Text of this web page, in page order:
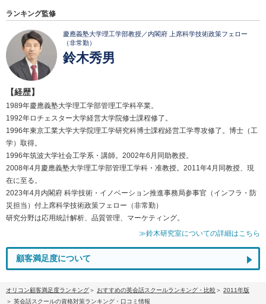
ランキング監修
慶應義塾大学理工学部教授／内閣府 上席科学技術政策フェロー
（非常勤）
鈴木秀男
【経歴】
1989年慶應義塾大学理工学部管理工学科卒業。
1992年ロチェスター大学経営大学院修士課程修了。
1996年東京工業大学大学院理工学研究科博士課程経営工学専攻修了。博士（工
学）取得。
1996年筑波大学社会工学系・講師。2002年6月同助教授。
2008年4月慶應義塾大学理工学部管理工学科・准教授。2011年4月同教授、現
在に至る。
2023年4月内閣府 科学技術・イノベーション推進事務局参事官（インフラ・防
災担当）付上席科学技術政策フェロー（非常勤）
研究分野は応用統計解析、品質管理、マーケティング。
≫鈴木研究室についての詳細はこちら
顧客満足度について
オリコン顧客満足度ランキング おすすめの英会話スクールランキング・比較
2011年版
英会話スクールの資格対策ランキング・口コミ情報